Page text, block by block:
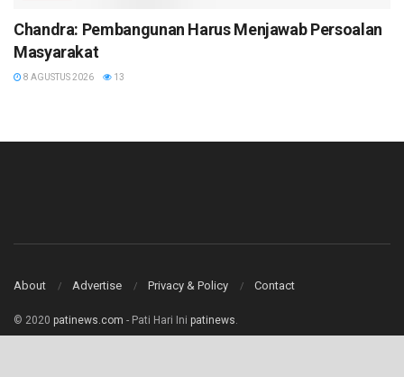
Chandra: Pembangunan Harus Menjawab Persoalan
Masyarakat
8 AGUSTUS 2026 13
About Advertise Privacy & Policy Contact
© 2020 patinews.com - Pati Hari Ini patinews.